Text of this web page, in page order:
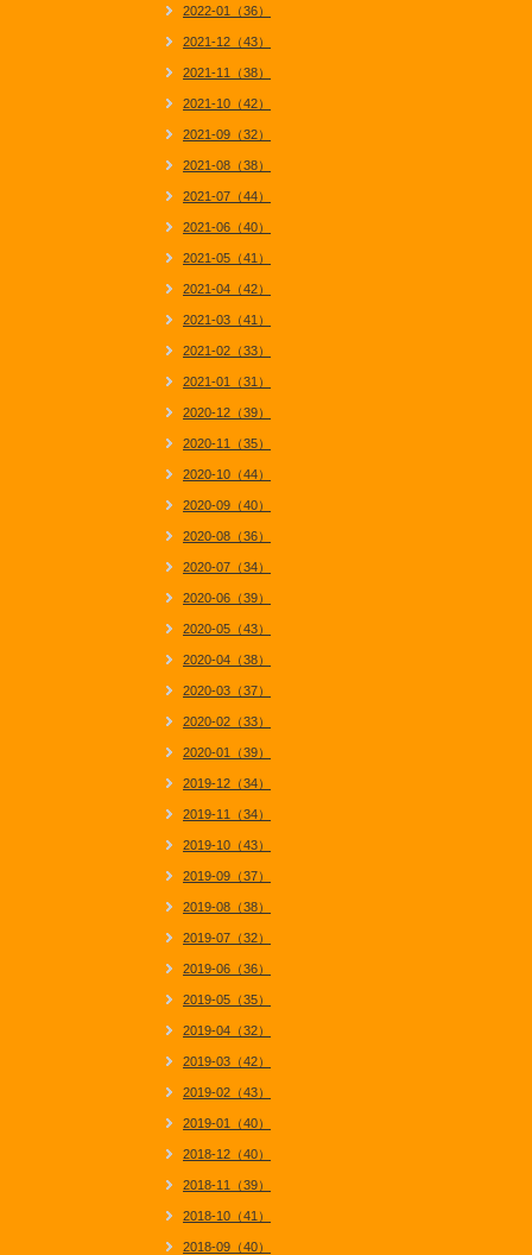
2022-01（36）
2021-12（43）
2021-11（38）
2021-10（42）
2021-09（32）
2021-08（38）
2021-07（44）
2021-06（40）
2021-05（41）
2021-04（42）
2021-03（41）
2021-02（33）
2021-01（31）
2020-12（39）
2020-11（35）
2020-10（44）
2020-09（40）
2020-08（36）
2020-07（34）
2020-06（39）
2020-05（43）
2020-04（38）
2020-03（37）
2020-02（33）
2020-01（39）
2019-12（34）
2019-11（34）
2019-10（43）
2019-09（37）
2019-08（38）
2019-07（32）
2019-06（36）
2019-05（35）
2019-04（32）
2019-03（42）
2019-02（43）
2019-01（40）
2018-12（40）
2018-11（39）
2018-10（41）
2018-09（40）